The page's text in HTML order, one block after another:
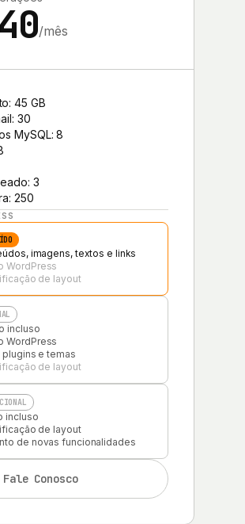
/mês
45 GB
30
MySQL: 8
3
250
imagens, textos e links
WordPress
de layout
incluso
WordPress
e temas
de layout
incluso
de layout
de novas funcionalidades
Fale Conosco